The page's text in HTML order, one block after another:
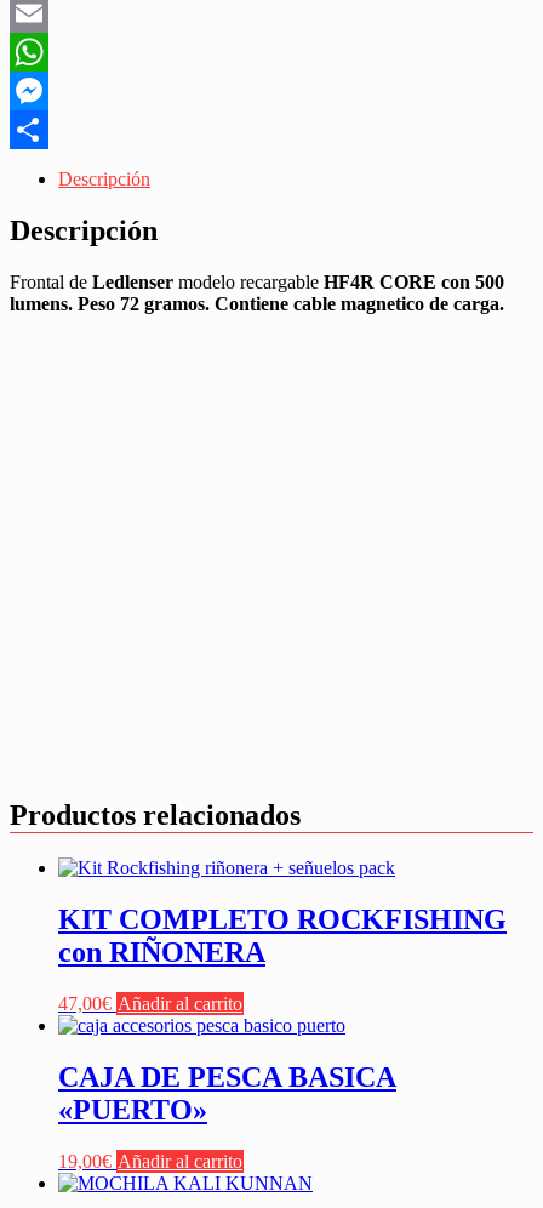
Twitter
Email
WhatsApp
Messenger
Descripción
Descripción
Frontal de Ledlenser modelo recargable HF4R CORE con 500
lumens. Peso 72 gramos. Contiene cable magnetico de carga.
Productos relacionados
KIT COMPLETO ROCKFISHING
con RIÑONERA
47,00€ Añadir al carrito
CAJA DE PESCA BASICA
«PUERTO»
19,00€ Añadir al carrito